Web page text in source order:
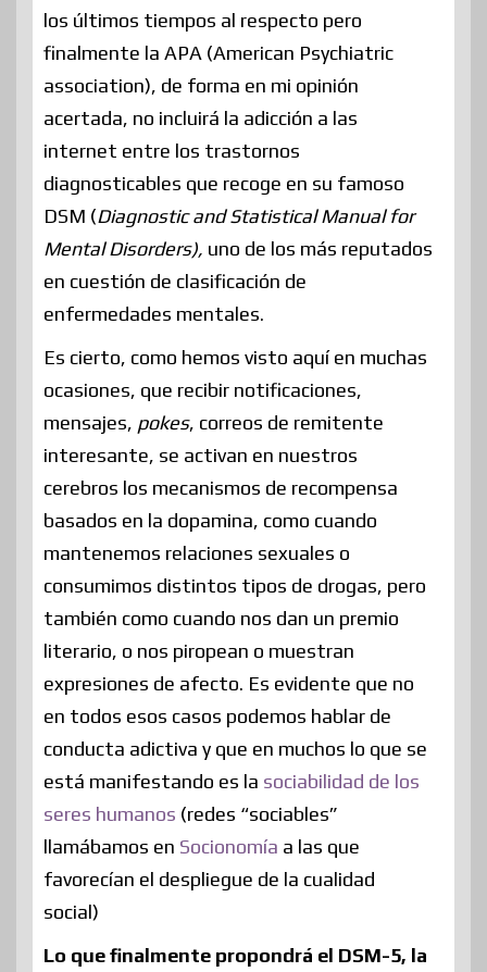
los últimos tiempos al respecto pero
finalmente la APA (American Psychiatric
association), de forma en mi opinión
acertada, no incluirá la adicción a las
internet entre los trastornos
diagnosticables que recoge en su famoso
DSM (Diagnostic and Statistical Manual for
Mental Disorders), uno de los más reputados
en cuestión de clasificación de
enfermedades mentales.
Es cierto, como hemos visto aquí en muchas
ocasiones, que recibir notificaciones,
mensajes, pokes, correos de remitente
interesante, se activan en nuestros
cerebros los mecanismos de recompensa
basados en la dopamina, como cuando
mantenemos relaciones sexuales o
consumimos distintos tipos de drogas, pero
también como cuando nos dan un premio
literario, o nos piropean o muestran
expresiones de afecto. Es evidente que no
en todos esos casos podemos hablar de
conducta adictiva y que en muchos lo que se
está manifestando es la sociabilidad de los
seres humanos (redes “sociables”
llamábamos en Socionomía a las que
favorecían el despliegue de la cualidad
social)
Lo que finalmente propondrá el DSM-5, la